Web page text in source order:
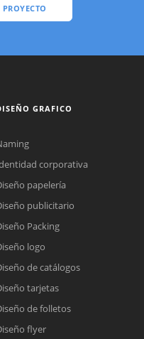
GRAFICO
corporativa
papelería
publicitario
Packing
logo
de catálogos
tarjetas
de folletos
flyer